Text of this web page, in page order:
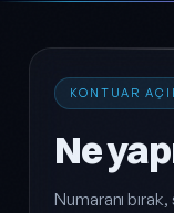
KONTUAR
Ne
Numaranı